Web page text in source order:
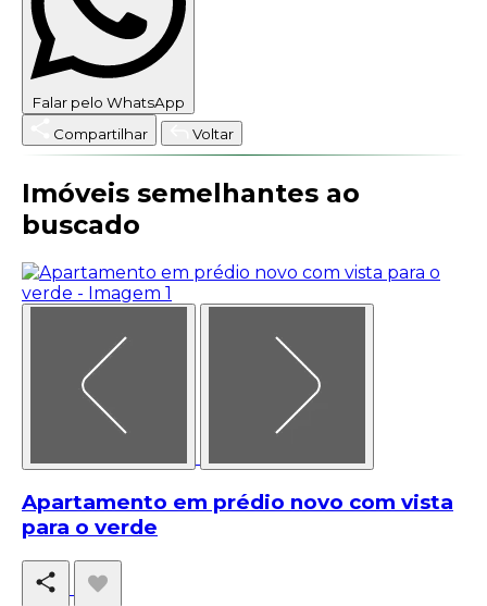
Falar pelo WhatsApp
Compartilhar
Voltar
Imóveis semelhantes ao
buscado
Apartamento em prédio novo com vista
para o verde